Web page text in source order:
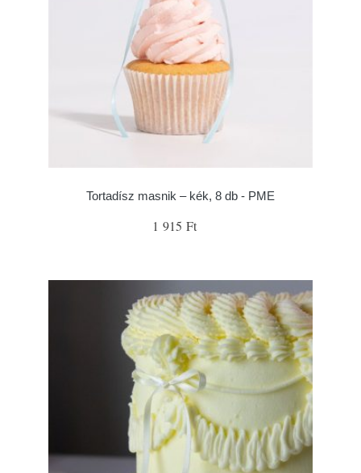
Tortadísz masnik – kék, 8 db - PME
1 915 Ft